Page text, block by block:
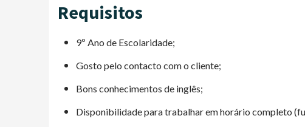
Requisitos
9º Ano de Escolaridade;
Gosto pelo contacto com o cliente;
Bons conhecimentos de inglês;
Disponibilidade para trabalhar em horário completo